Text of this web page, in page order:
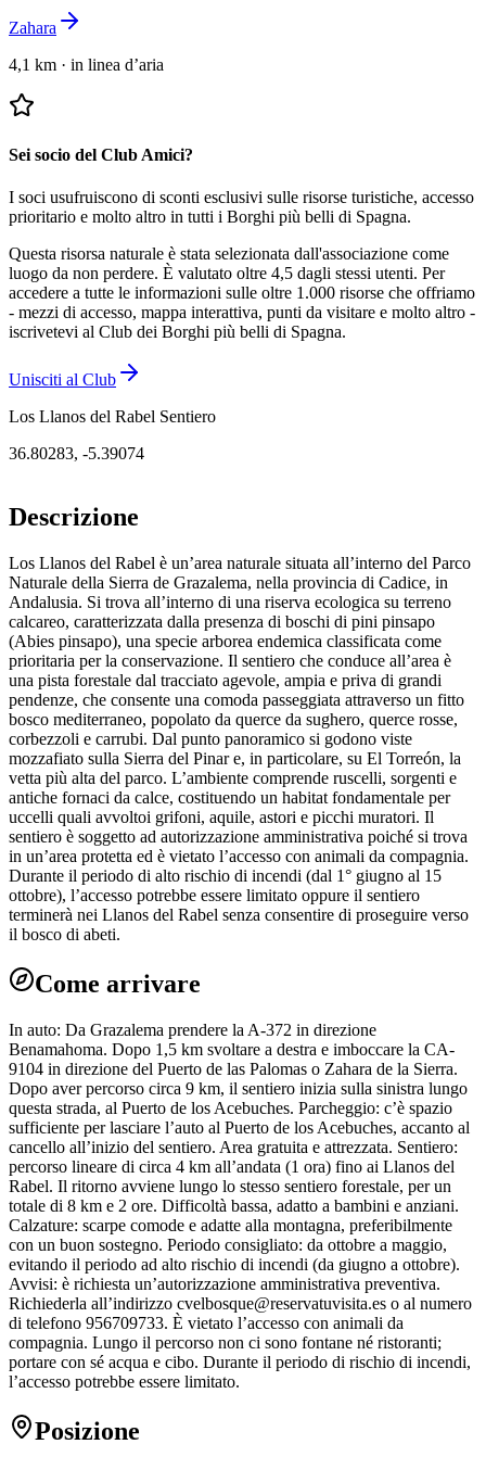
Zahara
4,1 km · in linea d’aria
Sei socio del Club Amici?
I soci usufruiscono di sconti esclusivi sulle risorse turistiche, accesso
prioritario e molto altro in tutti i Borghi più belli di Spagna.
Questa risorsa naturale è stata selezionata dall'associazione come
luogo da non perdere. È valutato oltre 4,5 dagli stessi utenti. Per
accedere a tutte le informazioni sulle oltre 1.000 risorse che offriamo
- mezzi di accesso, mappa interattiva, punti da visitare e molto altro -
iscrivetevi al Club dei Borghi più belli di Spagna.
Unisciti al Club
Los Llanos del Rabel Sentiero
36.80283, -5.39074
Descrizione
Los Llanos del Rabel è un’area naturale situata all’interno del Parco
Naturale della Sierra de Grazalema, nella provincia di Cadice, in
Andalusia. Si trova all’interno di una riserva ecologica su terreno
calcareo, caratterizzata dalla presenza di boschi di pini pinsapo
(Abies pinsapo), una specie arborea endemica classificata come
prioritaria per la conservazione. Il sentiero che conduce all’area è
una pista forestale dal tracciato agevole, ampia e priva di grandi
pendenze, che consente una comoda passeggiata attraverso un fitto
bosco mediterraneo, popolato da querce da sughero, querce rosse,
corbezzoli e carrubi. Dal punto panoramico si godono viste
mozzafiato sulla Sierra del Pinar e, in particolare, su El Torreón, la
vetta più alta del parco. L’ambiente comprende ruscelli, sorgenti e
antiche fornaci da calce, costituendo un habitat fondamentale per
uccelli quali avvoltoi grifoni, aquile, astori e picchi muratori. Il
sentiero è soggetto ad autorizzazione amministrativa poiché si trova
in un’area protetta ed è vietato l’accesso con animali da compagnia.
Durante il periodo di alto rischio di incendi (dal 1° giugno al 15
ottobre), l’accesso potrebbe essere limitato oppure il sentiero
terminerà nei Llanos del Rabel senza consentire di proseguire verso
il bosco di abeti.
Come arrivare
In auto: Da Grazalema prendere la A-372 in direzione
Benamahoma. Dopo 1,5 km svoltare a destra e imboccare la CA-
9104 in direzione del Puerto de las Palomas o Zahara de la Sierra.
Dopo aver percorso circa 9 km, il sentiero inizia sulla sinistra lungo
questa strada, al Puerto de los Acebuches. Parcheggio: c’è spazio
sufficiente per lasciare l’auto al Puerto de los Acebuches, accanto al
cancello all’inizio del sentiero. Area gratuita e attrezzata. Sentiero:
percorso lineare di circa 4 km all’andata (1 ora) fino ai Llanos del
Rabel. Il ritorno avviene lungo lo stesso sentiero forestale, per un
totale di 8 km e 2 ore. Difficoltà bassa, adatto a bambini e anziani.
Calzature: scarpe comode e adatte alla montagna, preferibilmente
con un buon sostegno. Periodo consigliato: da ottobre a maggio,
evitando il periodo ad alto rischio di incendi (da giugno a ottobre).
Avvisi: è richiesta un’autorizzazione amministrativa preventiva.
Richiederla all’indirizzo cvelbosque@reservatuvisita.es o al numero
di telefono 956709733. È vietato l’accesso con animali da
compagnia. Lungo il percorso non ci sono fontane né ristoranti;
portare con sé acqua e cibo. Durante il periodo di rischio di incendi,
l’accesso potrebbe essere limitato.
Posizione